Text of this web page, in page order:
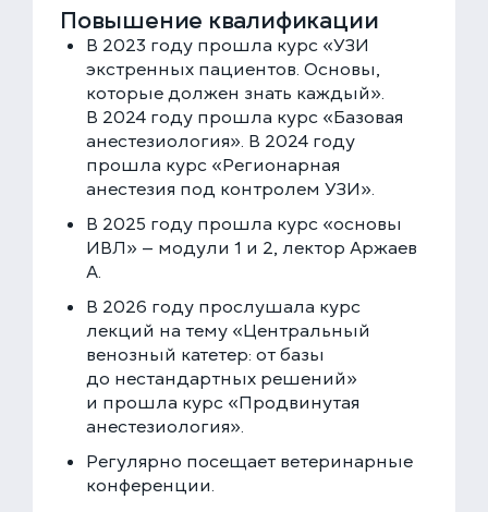
Повышение квалификации
В 2023 году прошла курс «УЗИ
экстренных пациентов. Основы,
которые должен знать каждый».
В 2024 году прошла курс «Базовая
анестезиология». В 2024 году
прошла курс «Регионарная
анестезия под контролем УЗИ».
В 2025 году прошла курс «основы
ИВЛ» — модули 1 и 2, лектор Аржаев
А.
В 2026 году прослушала курс
лекций на тему «Центральный
венозный катетер: от базы
до нестандартных решений»
и прошла курс «Продвинутая
анестезиология».
Регулярно посещает ветеринарные
конференции.